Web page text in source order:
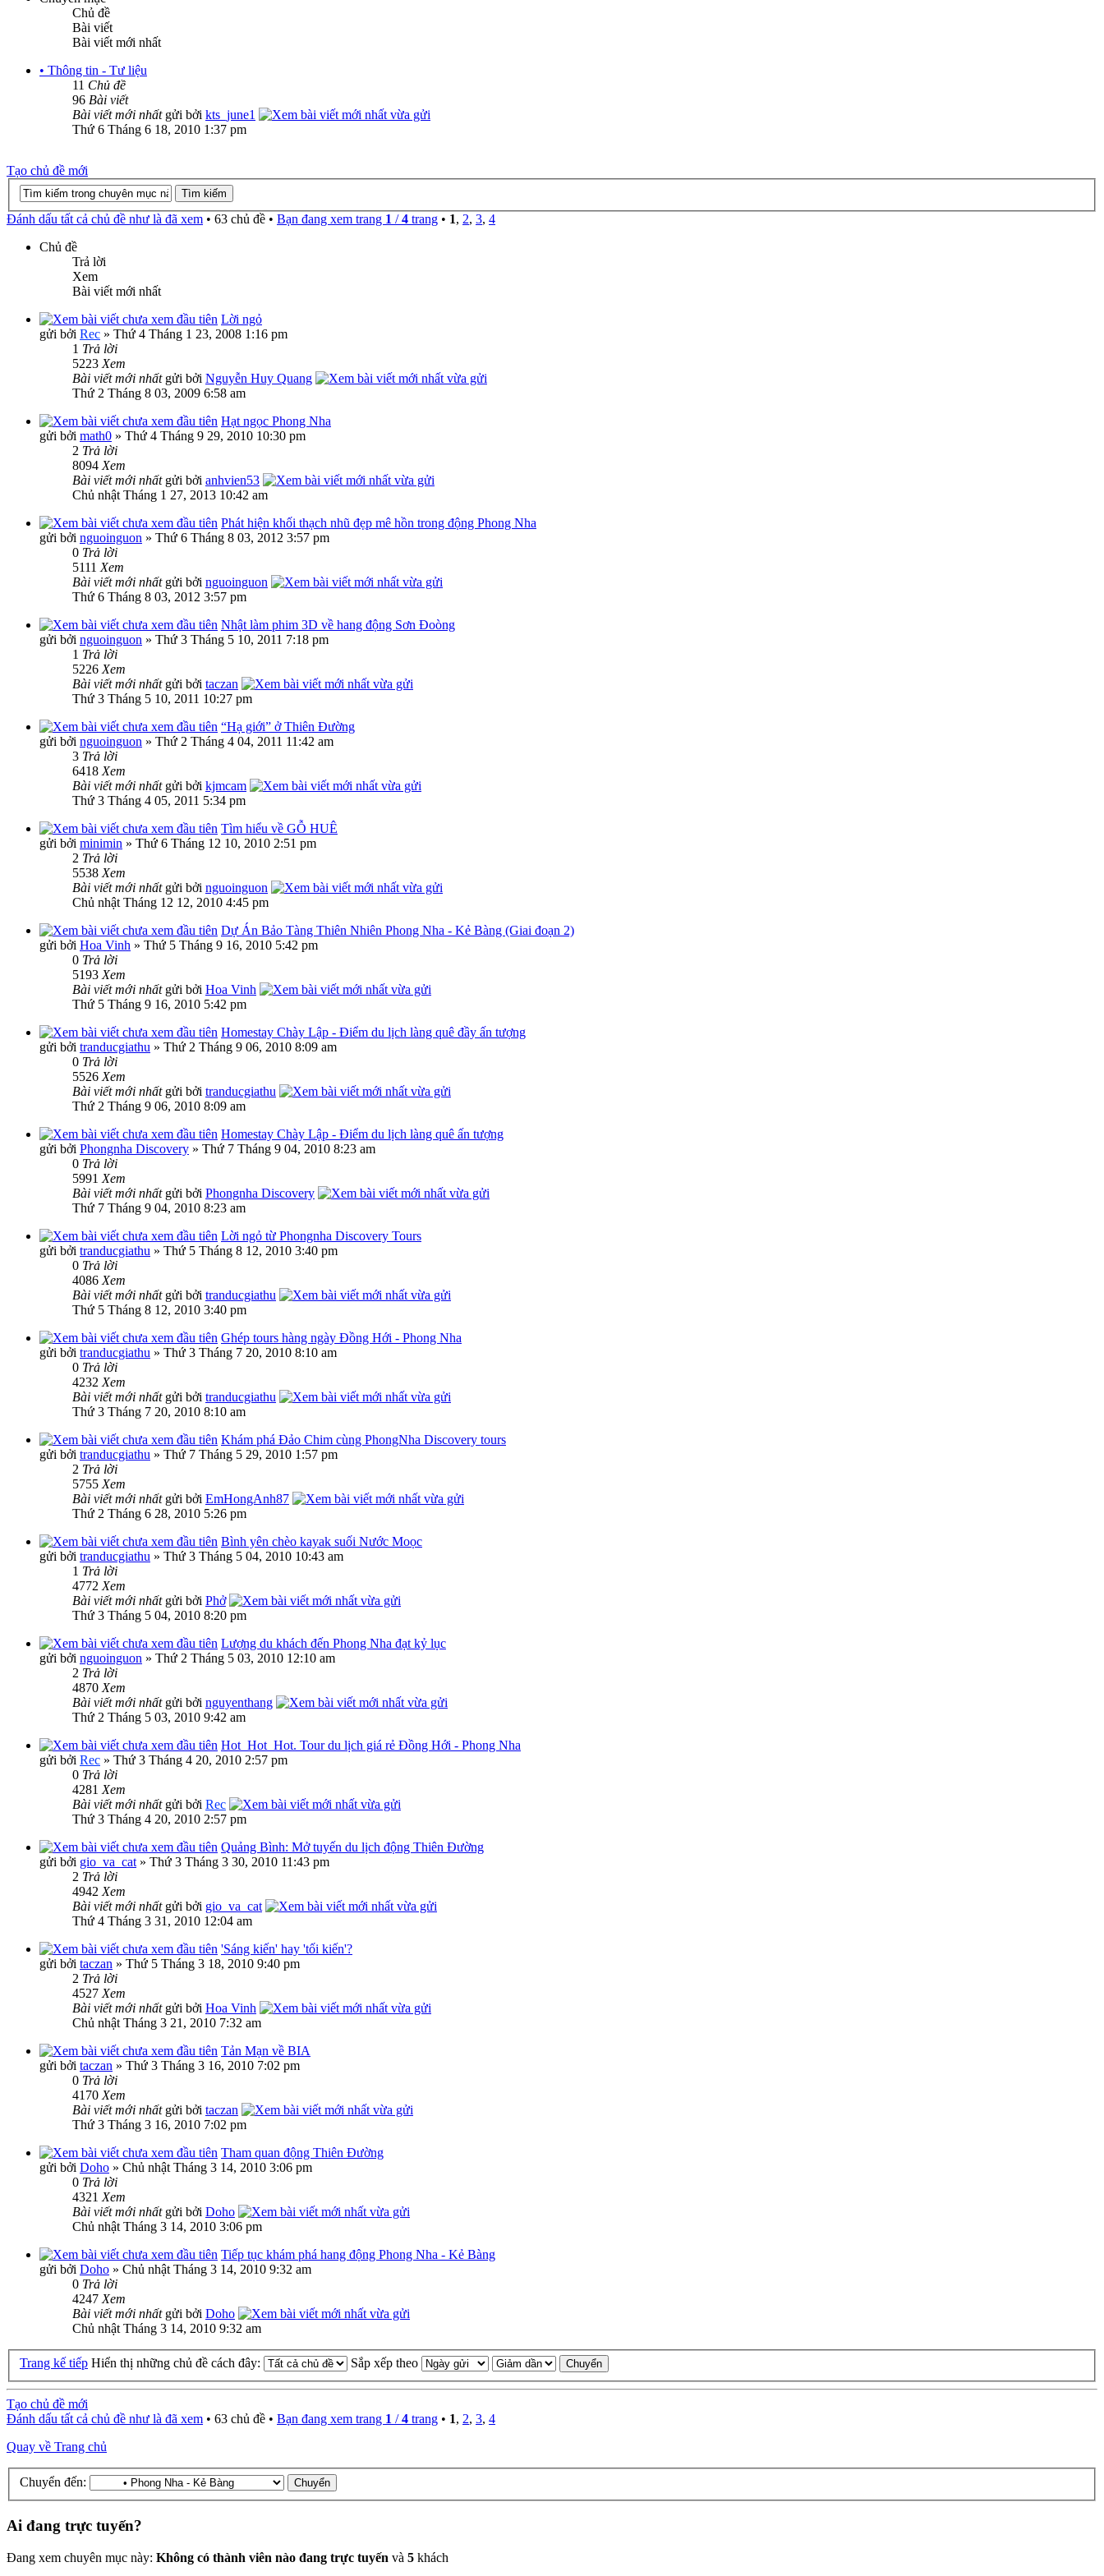
Chủ đề
Bài viết
Bài viết mới nhất
• Thông tin - Tư liệu
11 Chủ đề
96 Bài viết
Bài viết mới nhấtgửi bởi kts_june1
Thứ 6 Tháng 6 18, 2010 1:37 pm
Tạo chủ đề mới
Đánh dấu tất cả chủ đề như là đã xem • 63 chủ đề • Bạn đang xem trang 1 /4 trang • 1, 2, 3, 4
Chủ đề
Trả lời
Xem
Bài viết mới nhất
Lời ngỏ
gửi bởi Rec » Thứ 4 Tháng 1 23, 2008 1:16 pm
1 Trả lời
5223 Xem
Bài viết mới nhất gửi bởi Nguyễn Huy Quang
Thứ 2 Tháng 8 03, 2009 6:58 am
Hạt ngọc Phong Nha
gửi bởi math0 » Thứ 4 Tháng 9 29, 2010 10:30 pm
2 Trả lời
8094 Xem
Bài viết mới nhất gửi bởi anhvien53
Chủ nhật Tháng 1 27, 2013 10:42 am
Phát hiện khối thạch nhũ đẹp mê hồn trong động Phong Nha
gửi bởi nguoinguon » Thứ 6 Tháng 8 03, 2012 3:57 pm
0 Trả lời
5111 Xem
Bài viết mới nhất gửi bởi nguoinguon
Thứ 6 Tháng 8 03, 2012 3:57 pm
Nhật làm phim 3D về hang động Sơn Đoòng
gửi bởi nguoinguon » Thứ 3 Tháng 5 10, 2011 7:18 pm
1 Trả lời
5226 Xem
Bài viết mới nhất gửi bởi taczan
Thứ 3 Tháng 5 10, 2011 10:27 pm
“Hạ giới” ở Thiên Đường
gửi bởi nguoinguon » Thứ 2 Tháng 4 04, 2011 11:42 am
3 Trả lời
6418 Xem
Bài viết mới nhất gửi bởi kjmcam
Thứ 3 Tháng 4 05, 2011 5:34 pm
Tìm hiểu về GỖ HUÊ
gửi bởi minimin » Thứ 6 Tháng 12 10, 2010 2:51 pm
2 Trả lời
5538 Xem
Bài viết mới nhất gửi bởi nguoinguon
Chủ nhật Tháng 12 12, 2010 4:45 pm
Dự Án Bảo Tàng Thiên Nhiên Phong Nha - Kẻ Bàng (Giai đoạn 2)
gửi bởi Hoa Vinh » Thứ 5 Tháng 9 16, 2010 5:42 pm
0 Trả lời
5193 Xem
Bài viết mới nhất gửi bởi Hoa Vinh
Thứ 5 Tháng 9 16, 2010 5:42 pm
Homestay Chày Lập - Điểm du lịch làng quê đầy ấn tượng
gửi bởi tranducgiathu » Thứ 2 Tháng 9 06, 2010 8:09 am
0 Trả lời
5526 Xem
Bài viết mới nhất gửi bởi tranducgiathu
Thứ 2 Tháng 9 06, 2010 8:09 am
Homestay Chày Lập - Điểm du lịch làng quê ấn tượng
gửi bởi Phongnha Discovery » Thứ 7 Tháng 9 04, 2010 8:23 am
0 Trả lời
5991 Xem
Bài viết mới nhất gửi bởi Phongnha Discovery
Thứ 7 Tháng 9 04, 2010 8:23 am
Lời ngỏ từ Phongnha Discovery Tours
gửi bởi tranducgiathu » Thứ 5 Tháng 8 12, 2010 3:40 pm
0 Trả lời
4086 Xem
Bài viết mới nhất gửi bởi tranducgiathu
Thứ 5 Tháng 8 12, 2010 3:40 pm
Ghép tours hàng ngày Đồng Hới - Phong Nha
gửi bởi tranducgiathu » Thứ 3 Tháng 7 20, 2010 8:10 am
0 Trả lời
4232 Xem
Bài viết mới nhất gửi bởi tranducgiathu
Thứ 3 Tháng 7 20, 2010 8:10 am
Khám phá Đảo Chim cùng PhongNha Discovery tours
gửi bởi tranducgiathu » Thứ 7 Tháng 5 29, 2010 1:57 pm
2 Trả lời
5755 Xem
Bài viết mới nhất gửi bởi EmHongAnh87
Thứ 2 Tháng 6 28, 2010 5:26 pm
Bình yên chèo kayak suối Nước Moọc
gửi bởi tranducgiathu » Thứ 3 Tháng 5 04, 2010 10:43 am
1 Trả lời
4772 Xem
Bài viết mới nhất gửi bởi Phở
Thứ 3 Tháng 5 04, 2010 8:20 pm
Lượng du khách đến Phong Nha đạt kỷ lục
gửi bởi nguoinguon » Thứ 2 Tháng 5 03, 2010 12:10 am
2 Trả lời
4870 Xem
Bài viết mới nhất gửi bởi nguyenthang
Thứ 2 Tháng 5 03, 2010 9:42 am
Hot_Hot_Hot. Tour du lịch giá rẻ Đồng Hới - Phong Nha
gửi bởi Rec » Thứ 3 Tháng 4 20, 2010 2:57 pm
0 Trả lời
4281 Xem
Bài viết mới nhất gửi bởi Rec
Thứ 3 Tháng 4 20, 2010 2:57 pm
Quảng Bình: Mở tuyến du lịch động Thiên Đường
gửi bởi gio_va_cat » Thứ 3 Tháng 3 30, 2010 11:43 pm
2 Trả lời
4942 Xem
Bài viết mới nhất gửi bởi gio_va_cat
Thứ 4 Tháng 3 31, 2010 12:04 am
'Sáng kiến' hay 'tối kiến'?
gửi bởi taczan » Thứ 5 Tháng 3 18, 2010 9:40 pm
2 Trả lời
4527 Xem
Bài viết mới nhất gửi bởi Hoa Vinh
Chủ nhật Tháng 3 21, 2010 7:32 am
Tản Mạn về BIA
gửi bởi taczan » Thứ 3 Tháng 3 16, 2010 7:02 pm
0 Trả lời
4170 Xem
Bài viết mới nhất gửi bởi taczan
Thứ 3 Tháng 3 16, 2010 7:02 pm
Tham quan động Thiên Đường
gửi bởi Doho » Chủ nhật Tháng 3 14, 2010 3:06 pm
0 Trả lời
4321 Xem
Bài viết mới nhất gửi bởi Doho
Chủ nhật Tháng 3 14, 2010 3:06 pm
Tiếp tục khám phá hang động Phong Nha - Kẻ Bàng
gửi bởi Doho » Chủ nhật Tháng 3 14, 2010 9:32 am
0 Trả lời
4247 Xem
Bài viết mới nhất gửi bởi Doho
Chủ nhật Tháng 3 14, 2010 9:32 am
Trang kế tiếp Hiển thị những chủ đề cách đây: Sắp xếp theo
Tạo chủ đề mới
Đánh dấu tất cả chủ đề như là đã xem • 63 chủ đề • Bạn đang xem trang 1 /4 trang • 1, 2, 3, 4
Quay về Trang chủ
Chuyển đến:
Ai đang trực tuyến?
Đang xem chuyên mục này: Không có thành viên nào đang trực tuyến và 5 khách